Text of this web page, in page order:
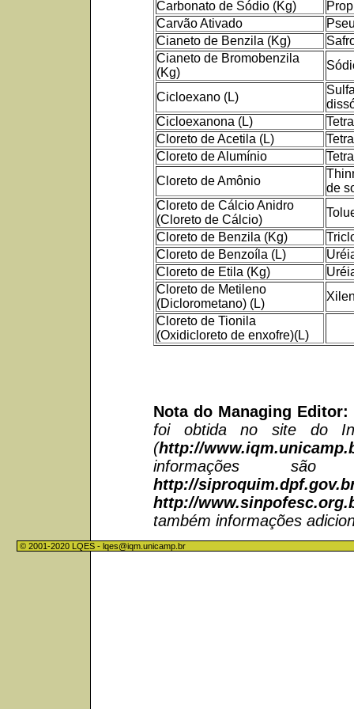
Carbonato de Sódio (Kg)
Carvão Ativado
Cianeto de Benzila (Kg)
Cianeto de Bromobenzila
(Kg)
Cicloexano (L)
Cicloexanona (L)
Cloreto de Acetila (L)
Cloreto de Alumínio
Cloreto de Amônio
de
Cloreto de Cálcio Anidro
(Cloreto de Cálcio)
Cloreto de Benzila (Kg)
Cloreto de Benzoíla (L)
Cloreto de Etila (Kg)
Cloreto de Metileno
(Diclorometano) (L)
Cloreto de Tionila
(Oxidicloreto de enxofre)(L)
Nota do Managing Editor:
foi obtida no site do
(http://
informações
http://
http://
também informações
© 2001-2020 LQES - lqes@iqm.unicamp.br